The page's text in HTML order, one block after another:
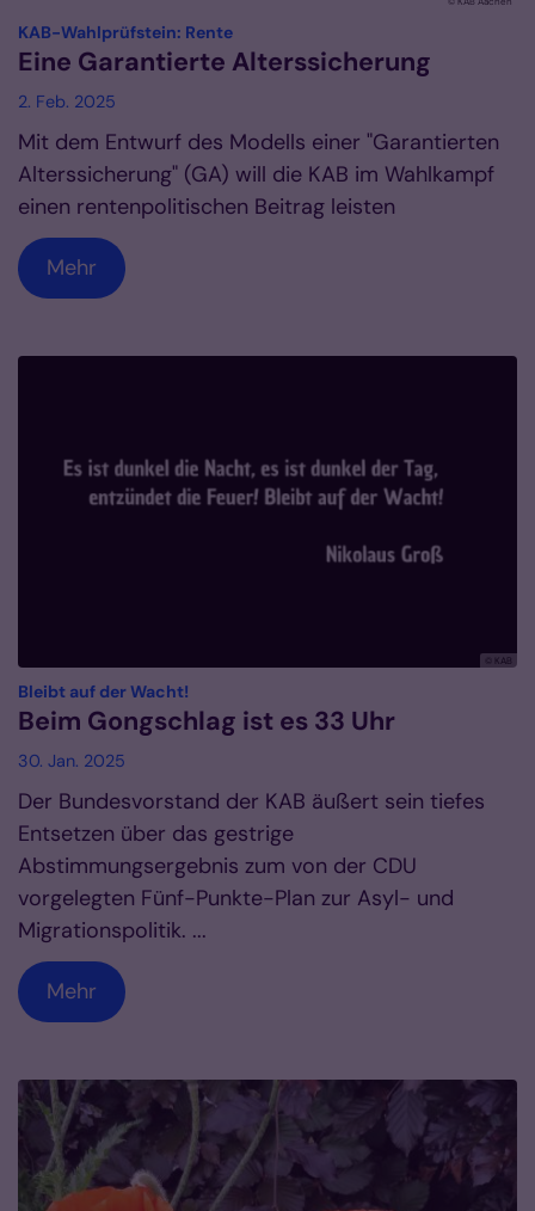
KAB-Wahlprüfstein: Rente:
Eine Garantierte Alterssicherung
2. Feb. 2025
Mit dem Entwurf des Modells einer "Garantierten
Alterssicherung" (GA) will die KAB im Wahlkampf
einen rentenpolitischen Beitrag leisten
Mehr
© KAB
Bleibt auf der Wacht!
Beim Gongschlag ist es 33 Uhr
30. Jan. 2025
Der Bundesvorstand der KAB äußert sein tiefes
Entsetzen über das gestrige
Abstimmungsergebnis zum von der CDU
vorgelegten Fünf-Punkte-Plan zur Asyl- und
Migrationspolitik. ...
Mehr